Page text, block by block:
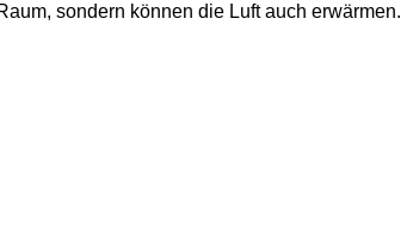
sondern können die Luft auch erwärmen.